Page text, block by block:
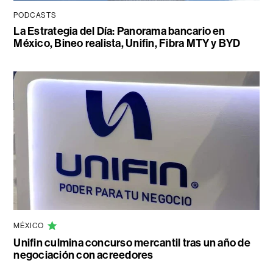
PODCASTS
La Estrategia del Día: Panorama bancario en
México, Bineo realista, Unifin, Fibra MTY y BYD
MÉXICO
Unifin culmina concurso mercantil tras un año de
negociación con acreedores